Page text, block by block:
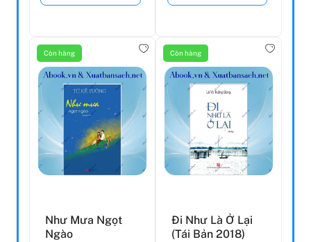
Còn hàng
Như Mưa Ngọt
Ngào
Còn hàng
Đi Như Là Ở Lại
(Tái Bản 2018)